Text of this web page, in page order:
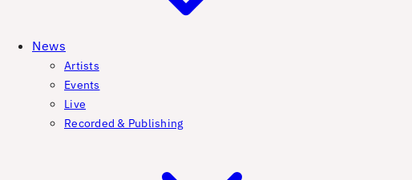
News
Artists
Events
Live
Recorded & Publishing